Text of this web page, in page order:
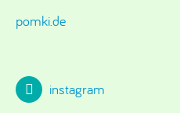
pomki.de
instagram